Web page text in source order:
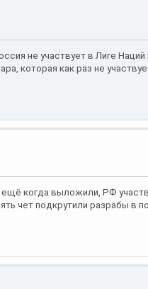
не участвует в Лиге
которая как раз не
ещё когда выложили, РФ
чет подкрутили разрабы в